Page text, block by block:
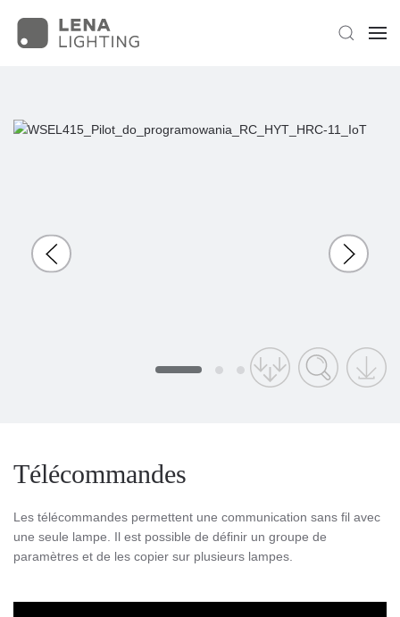
Télécommandes
Les télécommandes permettent une communication sans fil avec
une seule lampe. Il est possible de définir un groupe de
paramètres et de les copier sur plusieurs lampes.